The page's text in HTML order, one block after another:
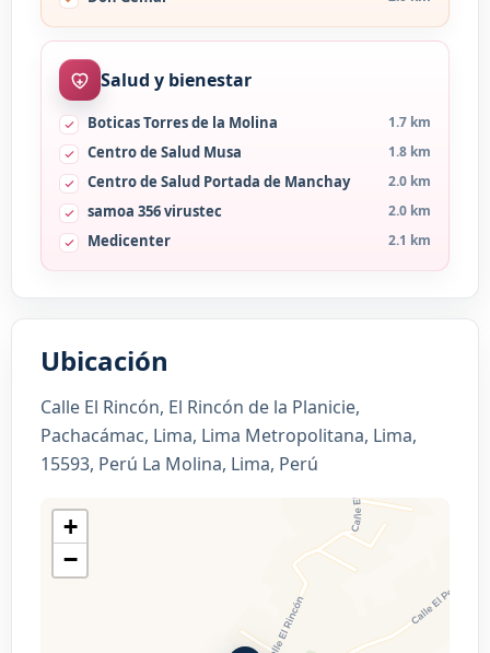
Salud y bienestar
Boticas Torres de la Molina 1.7 km
Centro de Salud Musa 1.8 km
Centro de Salud Portada de Manchay 2.0 km
samoa 356 virustec 2.0 km
Medicenter 2.1 km
Ubicación
Calle El Rincón, El Rincón de la Planicie,
Pachacámac, Lima, Lima Metropolitana, Lima,
15593, Perú La Molina, Lima, Perú
+
−